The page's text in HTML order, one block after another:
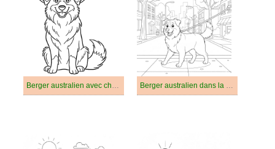
Berger australien avec chapeau Berger australien dans la rue